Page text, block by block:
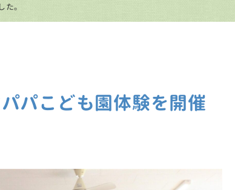
。
パこども園体験を開催